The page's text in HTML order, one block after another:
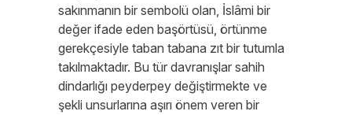
sakınmanın bir sembolü olan, İslâmi bir
değer ifade eden başörtüsü, örtünme
gerekçesiyle taban tabana zıt bir tutumla
takılmaktadır. Bu tür davranışlar sahih
dindarlığı peyderpey değiştirmekte ve
şekli unsurlarına aşırı önem veren bir